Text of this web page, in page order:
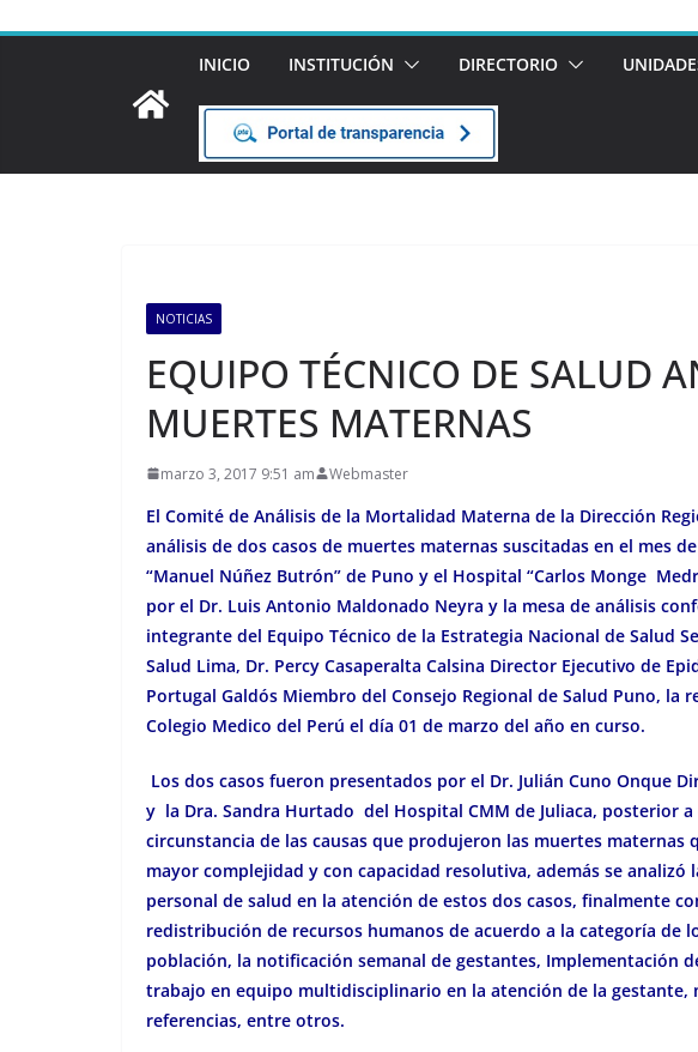
INICIO INSTITUCIÓN DIRECTORIO
NOTICIAS
EQUIPO TÉCNICO DE SALUD
MUERTES MATERNAS
marzo 3, 2017 9:51 am Webmaster
El Comité de Análisis de la Mortalidad Materna de la Dirección
análisis de dos casos de muertes maternas suscitadas en el mes
“Manuel Núñez Butrón” de Puno y el Hospital “Carlos Monge
por el Dr. Luis Antonio Maldonado Neyra y la mesa de análisis
integrante del Equipo Técnico de la Estrategia Nacional de Salud
Salud Lima, Dr. Percy Casaperalta Calsina Director Ejecutivo de
Portugal Galdós Miembro del Consejo Regional de Salud Puno, la
Colegio Medico del Perú el día 01 de marzo del año en curso.
Los dos casos fueron presentados por el Dr. Julián Cuno Onque
y la Dra. Sandra Hurtado del Hospital CMM de Juliaca, posterior
circunstancia de las causas que produjeron las muertes
mayor complejidad y con capacidad resolutiva, además se
personal de salud en la atención de estos dos casos, finalmente
redistribución de recursos humanos de acuerdo a la categoría de
población, la notificación semanal de gestantes, Implementación
trabajo en equipo multidisciplinario en la atención de la gestante,
referencias, entre otros.